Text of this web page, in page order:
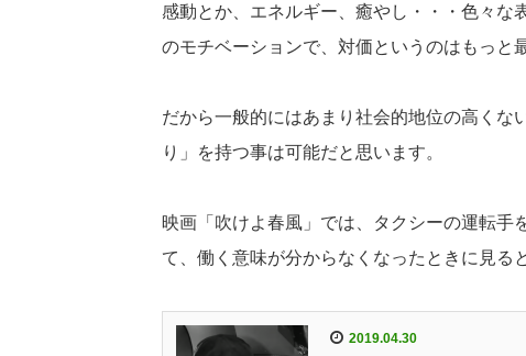
感動とか、エネルギー、癒やし・・・色々な
のモチベーションで、対価というのはもっと
だから一般的にはあまり社会的地位の高くな
り」を持つ事は可能だと思います。
映画「吹けよ春風」では、タクシーの運転手
て、働く意味が分からなくなったときに見る
2019.04.30